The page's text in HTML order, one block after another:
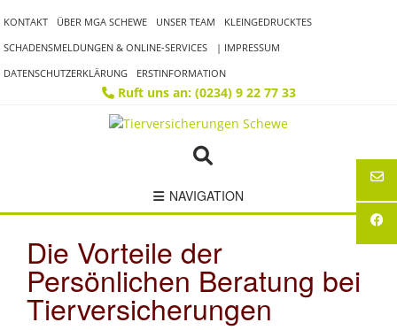
to
content
KONTAKT ÜBER MGA SCHEWE UNSER TEAM
KLEINGEDRUCKTES
SCHADENSMELDUNGEN & ONLINE-SERVICES
| IMPRESSUM
DATENSCHUTZERKLÄRUNG
ERSTINFORMATION
Ruft uns an: (0234) 9 22 77 33
NAVIGATION
Die Vorteile der
Persönlichen Beratung bei
Tierversicherungen